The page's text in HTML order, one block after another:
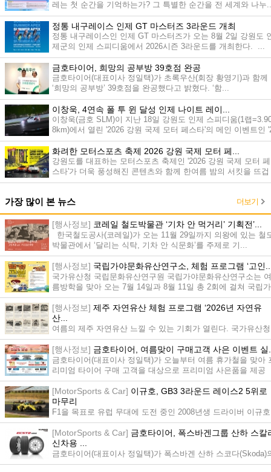
레는 첫 순간을 기억하는가? 그 특별한 순간을 전 세계와 나누
정통 내구레이스 인제 GT 마스터즈 3라운드 개최
정통 내구레이스인 인제 GT 마스터즈가 오는 8월 2일 강원도
제군의 인제 스피디움에서 2026시즌 3라운드를 개최한다. ...
금호타이어, 희망의 공부방 39호점 완공
금호타이어(대표이사 정일택)가 초록우산(회장 황영기)과 함께
‘희망의 공부방’ 39호점을 완공했다고 밝혔다. ‘함...
이창욱, 4연속 폴 투 윈 달성 인제 나이트 레이...
이창욱(금호 SLM)이 지난 18일 강원도 인제 스피디움(1랩
8km)에서 열린 '2026 강원 국제 모터 페스타'의 메인 이벤트인
0...
화려한 모터스포츠 축제 2026 강원 국제 모터 페...
강원도를 대표하는 모터스포츠 축제인 '2026 강원 국제 모터 페
스타'가 더욱 풍성해진 콘텐츠와 함께 한여름 밤의 서킷을 뜨겁
게...
가장 많이 본 뉴스 더보기
[행사정보] 코레일 철도박물관 ‘기차 안 먹거리’ 기획전’...
한국철도공사(코레일)가 오는 11월 29일까지 의왕에 있는 철
박물관에서 ‘달리는 식탁, 기차 안 식문화’를 주제로 기...
[행사정보] 국립가야문화유산연구소, 체험 프로그램 ‘고인
국가유산청 국립문화유산연구원 국립가야문화유산연구소는 여
름방학을 맞아 오는 7월 14일과 8월 11일 총 2회에 걸쳐 국립가
야역...
[행사정보] 제주 자연유산 체험 프로그램 ‘2026년 자연유
산...
여름의 제주 자연유산 느낄 수 있는 기회가 열린다. 국가유산청
(청장 허민)에서 제주의 아름다운 자연유산을 직접 체험할 수
있...
[행사정보] 금호타이어, 여름맞이 구매고객 사은 이벤트 실
금호타이어(대표이사 정일택)가 오늘부터 여름 휴가철을 맞아
리미엄 타이어 구매 고객을 대상으로 프리미엄 사은품을 제공
하...
[MotorSports & Car] 이규호, GB3 3라운드 레이스2 5위로
마무리
F1을 목표로 유럽 무대에 도전 중인 2008년생 드라이버 이규호
(엘리트 모터스포츠)가 7월 4일과 5일(현지시간) 헝가리의 헝가
로...
[MotorSports & Car] 금호타이어, 폭스바겐그룹 산하 스칼
신차용 ...
금호타이어(대표이사 정일택)가 폭스바겐 산하 스코다(Skoda)
‘스칼라(Scala)’에 신차용 타이어(OE. Original Equipment)로 ...